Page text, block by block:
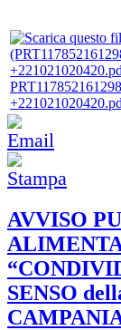
AVVISO
SENSO